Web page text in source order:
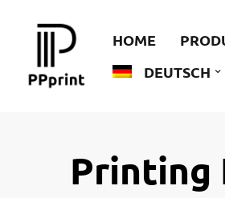
HOME
DEUTSCH
Printing